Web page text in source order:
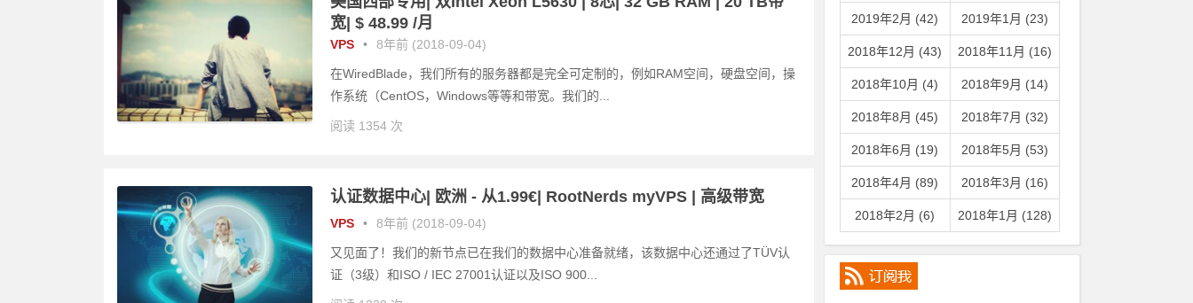
宽| $ 48.99 /月
VPS • 8年前 (2018-09-04)
在WiredBlade，我们所有的服务器都是完全可定制的，例如RAM空间，硬盘空间，操
作系统（CentOS，Windows等等和带宽。我们的...
阅读 1354 次
认证数据中心| 欧洲 - 从1.99€| RootNerds myVPS | 高级带宽
VPS • 8年前 (2018-09-04)
又见面了！我们的新节点已在我们的数据中心准备就绪，该数据中心还通过了TÜV认
证（3级）和ISO / IEC 27001认证以及ISO 900...
2019年2月 (42) 2019年1月 (23)
2018年12月 (43) 2018年11月 (16)
2018年10月 (4) 2018年9月 (14)
2018年8月 (45) 2018年7月 (32)
2018年6月 (19) 2018年5月 (53)
2018年4月 (89) 2018年3月 (16)
2018年2月 (6) 2018年1月 (128)